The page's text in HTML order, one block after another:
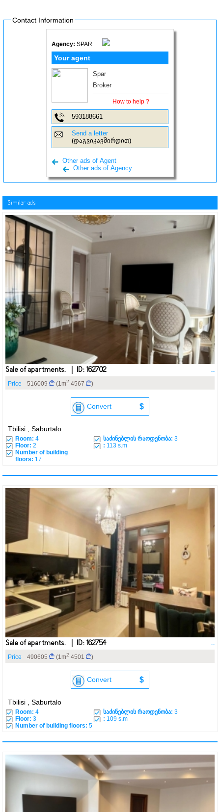
Contact Information
Agency: SPAR
Your agent
Spar
Broker
How to help ?
593188661
Send a letter
(დაგვიკავშირდით)
Other ads of Agent
Other ads of Agency
Similar ads
Sale of apartments. | ID: 162702 ..
Price 516009 (1m2 4567 )
Convert $
Tbilisi , Saburtalo
Room: 4 საძინებლის რაოდენობა: 3
Floor: 2 : 113 s.m
Number of building
floors: 17
Sale of apartments. | ID: 162754 ..
Price 490605 (1m2 4501 )
Convert $
Tbilisi , Saburtalo
Room: 4 საძინებლის რაოდენობა: 3
Floor: 3 : 109 s.m
Number of building floors: 5